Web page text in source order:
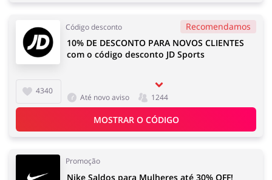
Serviços Megastore
Código desconto Recomendamos
4340
10% DE DESCONTO PARA NOVOS CLIENTES
com o código desconto JD Sports
Até novo aviso 1244
MOSTRAR O CÓDIGO
Promoção
Nike Saldos para Mulheres até 30% OFF!